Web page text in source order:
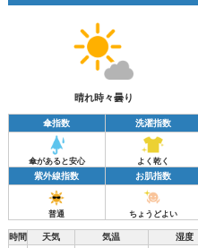
晴れ時々曇り
傘指数 洗濯指数
傘があると安心 よく乾く
紫外線指数 お肌指数
普通 ちょうどよい
時間 天気 気温 湿度